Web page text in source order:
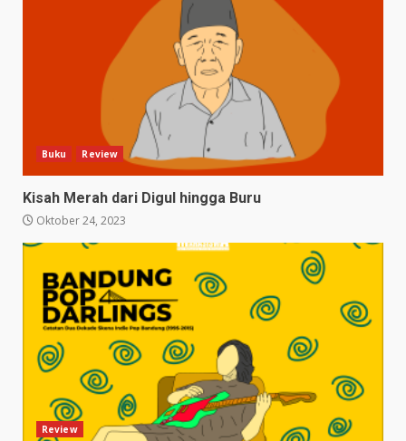
Buku Review
Kisah Merah dari Digul hingga Buru
Oktober 24, 2023
Review